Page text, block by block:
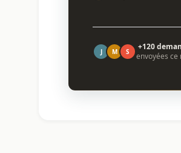
J M S
+120
envoyées ce